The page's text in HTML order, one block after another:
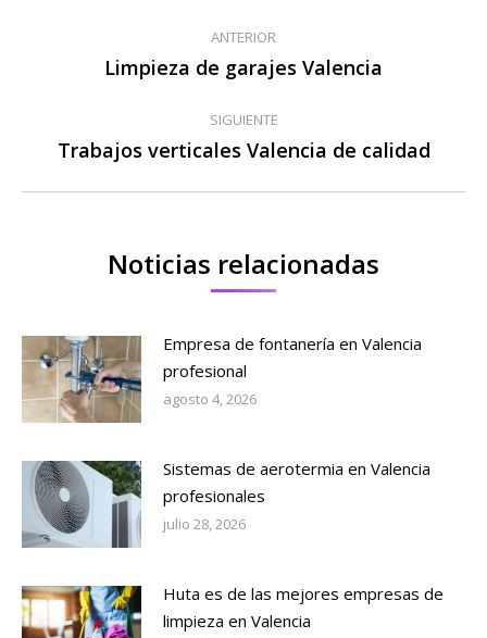
Navegación
entre
publicaciones
ANTERIOR
Publicación
Limpieza de garajes Valencia
SIGUIENTE
Publicación
Trabajos verticales Valencia de calidad
Noticias relacionadas
Empresa de fontanería en Valencia
profesional
agosto 4, 2026
Sistemas de aerotermia en Valencia
profesionales
julio 28, 2026
Huta es de las mejores empresas de
limpieza en Valencia